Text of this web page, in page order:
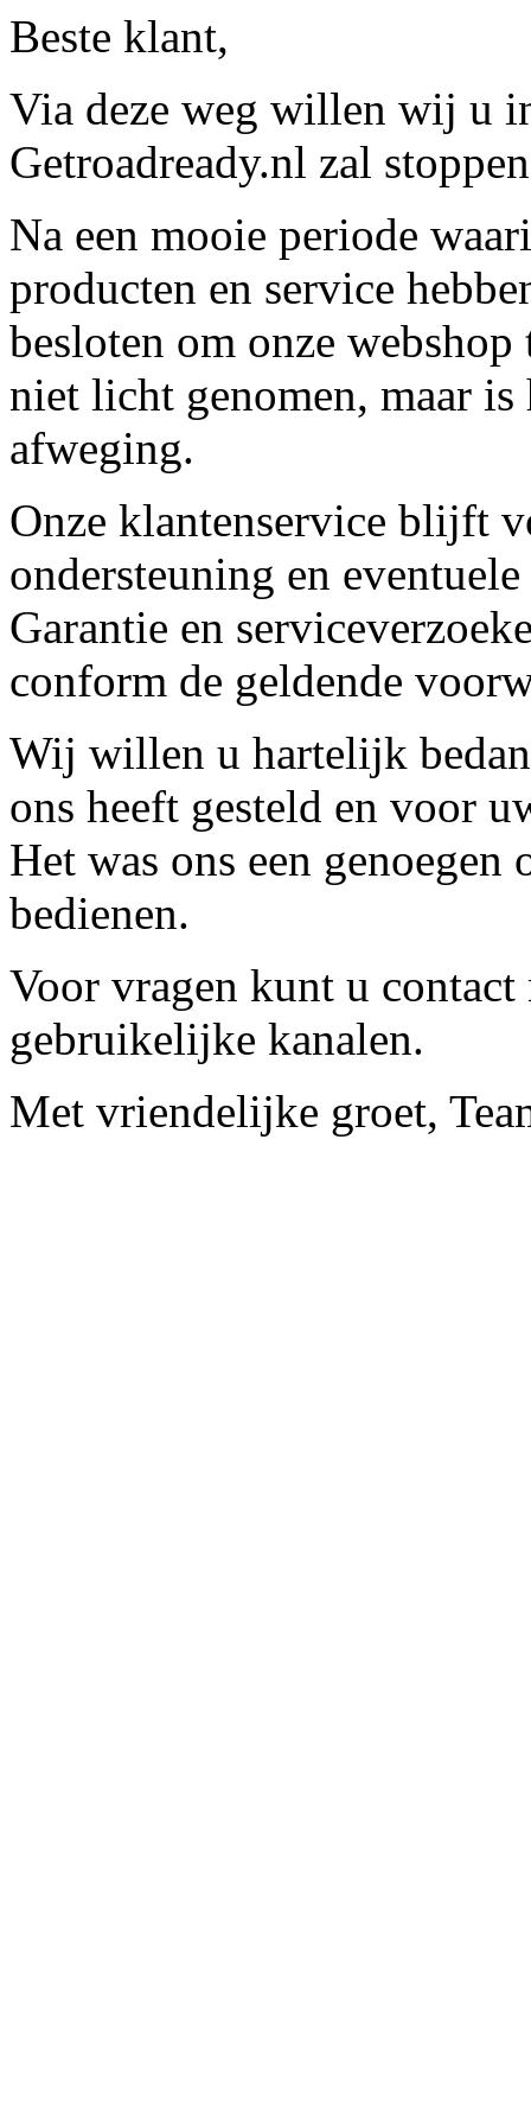
Beste klant,
Via deze weg willen wij u
Getroadready.nl zal
Na een mooie periode
producten en service
besloten om onze
niet licht genomen, maar
afweging.
Onze klantenservice blijft
ondersteuning en
Garantie en
conform de geldende
Wij willen u hartelijk
ons heeft gesteld en voor
Het was ons een
bedienen.
Voor vragen kunt u contact
gebruikelijke kanalen.
Met vriendelijke groet,